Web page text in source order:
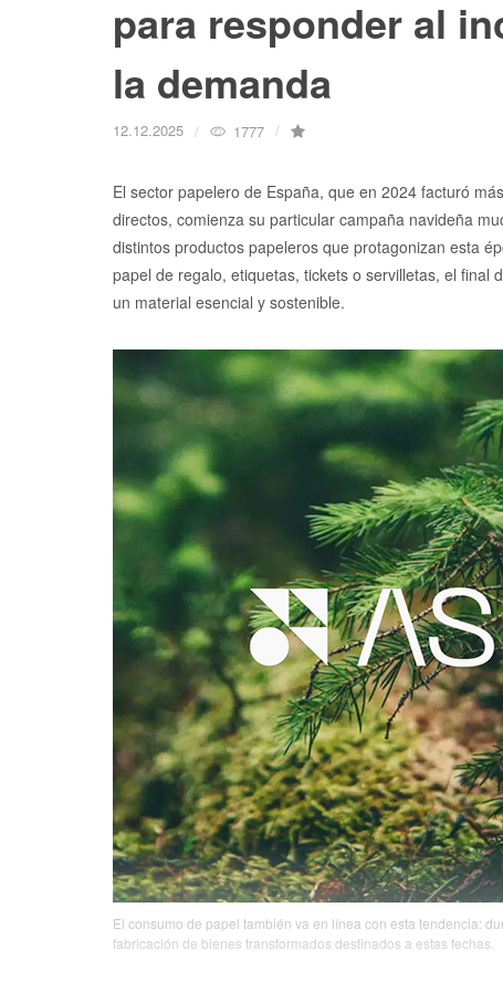
para responder al
la demanda
12.12.2025 1777
El sector papelero de España, que en 2024 facturó
directos, comienza su particular campaña navideña
distintos productos papeleros que protagonizan esta
papel de regalo, etiquetas, tickets o servilletas, el
un material esencial y sostenible.
El consumo de papel también va en línea con esta tendencia:
fabricación de bienes transformados destinados a estas fechas.